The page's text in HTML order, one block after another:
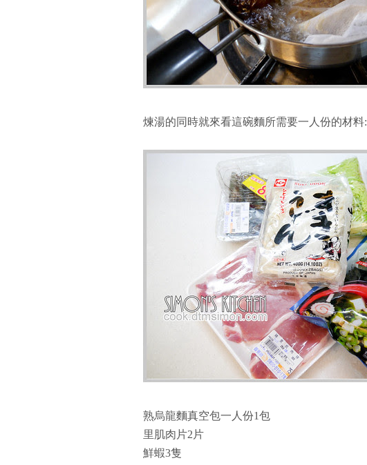
煉湯的同時就來看這碗麵所需要一人份的材料:
熟烏龍麵真空包一人份1包
里肌肉片2片
鮮蝦3隻